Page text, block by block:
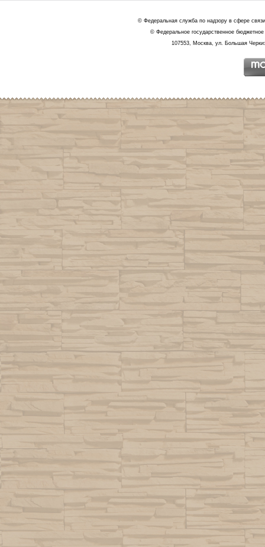
© Федеральная служба по надзору в сфере
© Федеральное государственное
107553, Москва, ул. Большая